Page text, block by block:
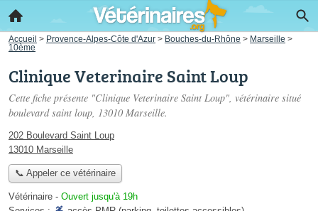
Accueil > Provence-Alpes-Côte d'Azur > Bouches-du-Rhône > Marseille >
10ème
Clinique Veterinaire Saint Loup
Cette fiche présente "Clinique Veterinaire Saint Loup", vétérinaire situé
boulevard saint loup, 13010 Marseille.
202 Boulevard Saint Loup
13010 Marseille
📞 Appeler ce vétérinaire
Vétérinaire - Ouvert jusqu'à 19h